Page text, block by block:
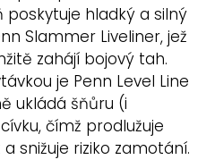
hladký a silný
Slammer Liveliner, jež
zahájí bojový tah.
je Penn Level Line
ukládá šňůru (i
čímž prodlužuje
snižuje riziko zamotání.